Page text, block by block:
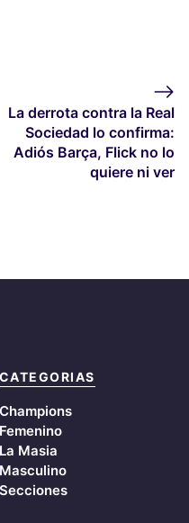
La derrota contra la Real
Sociedad lo confirma:
Adiós Barça, Flick no lo
quiere ni ver
CATEGORIAS
Champions
Femenino
La Masia
Masculino
Secciones